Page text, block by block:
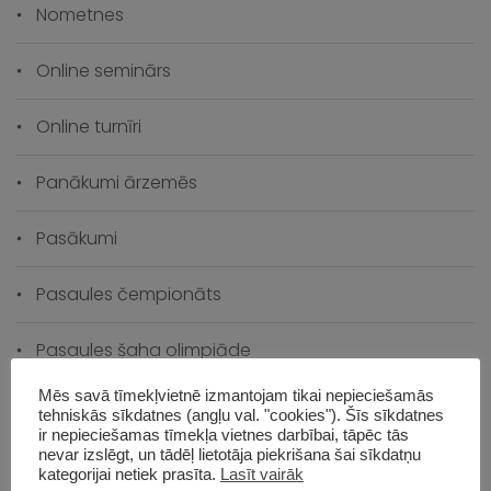
Nometnes
Online seminārs
Online turnīri
Panākumi ārzemēs
Pasākumi
Pasaules čempionāts
Pasaules šaha olimpiāde
Piemiņas turnīrs
Šaha vēsture
Mēs savā tīmekļvietnē izmantojam tikai nepieciešamās
tehniskās sīkdatnes (angļu val. "cookies"). Šīs sīkdatnes
ir nepieciešamas tīmekļa vietnes darbībai, tāpēc tās
nevar izslēgt, un tādēļ lietotāja piekrišana šai sīkdatņu
kategorijai netiek prasīta. Lasīt vairāk